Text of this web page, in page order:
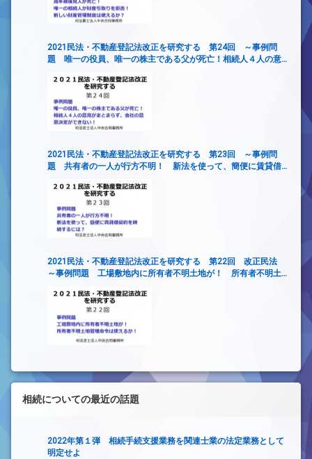
2021民法・不動産登記法改正を研究する 第24回 ～事例問
題 唯一の役員、唯一の株主である父が死亡！相続人４人の意
2021民法・不動産登記法改正を研究する 第23回 ～事例問
題 共有者の一人が行方不明！ 新法を使って、簡便に賃貸借
2021民法・不動産登記法改正を研究する 第22回 改正民法
～事例問題 工場敷地内に所有者不明土地が！ 所有者不明土
相続についての最近の話題
2022年第１弾 相続手続支援業務を関連士業の法定業務として
明定せよ